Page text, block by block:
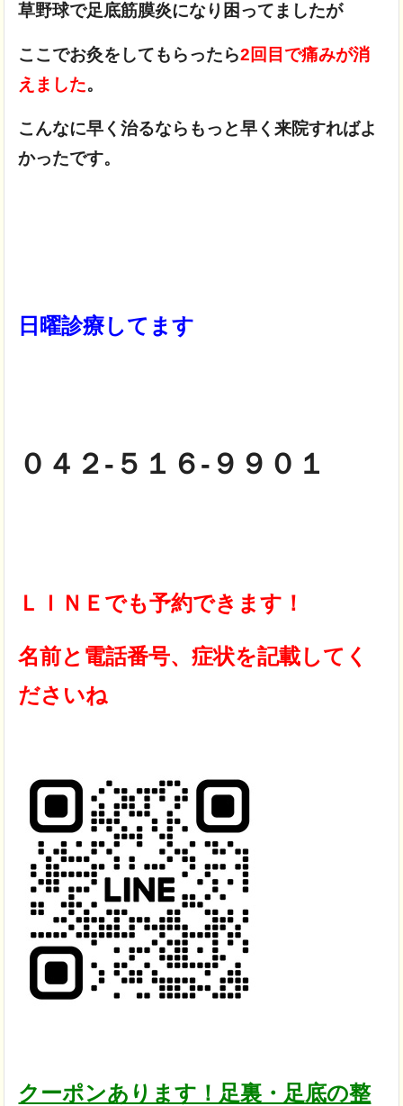
草野球で足底筋膜炎になり困ってましたが
ここでお灸をしてもらったら2回目で痛みが消
えました。
こんなに早く治るならもっと早く来院すればよ
かったです。
日曜診療してます
０４２-５１６-９９０１
ＬＩＮＥでも予約できます！
名前と電話番号、症状を記載してく
ださいね
クーポンあります！足裏・足底の整